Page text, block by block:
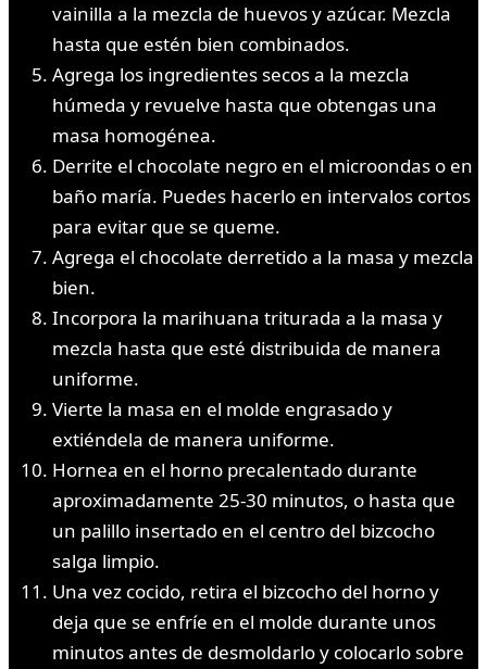
vainilla a la mezcla de huevos y azúcar. Mezcla
hasta que estén bien combinados.
Agrega los ingredientes secos a la mezcla
húmeda y revuelve hasta que obtengas una
masa homogénea.
Derrite el chocolate negro en el microondas o en
baño maría. Puedes hacerlo en intervalos cortos
para evitar que se queme.
Agrega el chocolate derretido a la masa y mezcla
bien.
Incorpora la marihuana triturada a la masa y
mezcla hasta que esté distribuida de manera
uniforme.
Vierte la masa en el molde engrasado y
extiéndela de manera uniforme.
Hornea en el horno precalentado durante
aproximadamente 25-30 minutos, o hasta que
un palillo insertado en el centro del bizcocho
salga limpio.
Una vez cocido, retira el bizcocho del horno y
deja que se enfríe en el molde durante unos
minutos antes de desmoldarlo y colocarlo sobre